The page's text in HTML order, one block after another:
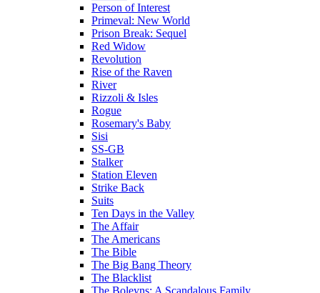
Person of Interest
Primeval: New World
Prison Break: Sequel
Red Widow
Revolution
Rise of the Raven
River
Rizzoli & Isles
Rogue
Rosemary's Baby
Sisi
SS-GB
Stalker
Station Eleven
Strike Back
Suits
Ten Days in the Valley
The Affair
The Americans
The Bible
The Big Bang Theory
The Blacklist
The Boleyns: A Scandalous Family